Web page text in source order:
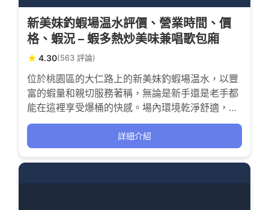
新美妹釣蝦場温水評價、營業時間、價
格、蝦況 – 蝦多熱炒美味兼唱歌包廂
★ 4.30(563 評論)
位於桃園區的大仁路上的新美妹釣蝦場温水，以豐
富的蝦量和親切服務著稱，無論是新手還是老手都
能在這裡享受爆桶的快感。場內環境乾淨舒適，還
結合了熱炒美食與歡唱包廂，讓釣蝦之餘也能品嚐
美味佳餚，適合喜歡釣蝦與休閒娛樂的釣友前來挑
戰與放鬆。
詳細介紹